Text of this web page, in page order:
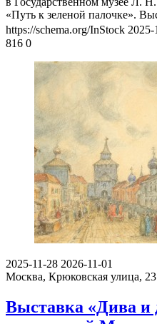
«Путь к зеленой палочке».
https://schema.org/InStock
816 0
2025-11-28 2026-11-01
Москва, Крюковская улица, 23
Выставка «Дива и